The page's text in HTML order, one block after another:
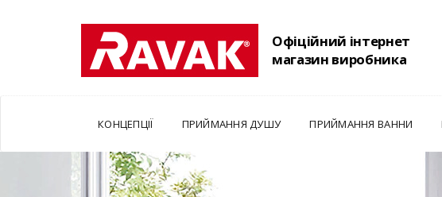
Офіційний інтернет
магазин виробника
КОНЦЕПЦІЇ ПРИЙМАННЯ ДУШУ ПРИЙМАННЯ ВАННИ